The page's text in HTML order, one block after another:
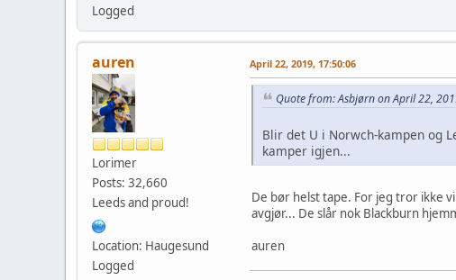
Logged
auren
Lorimer
Posts: 32,660
Leeds and proud!
Location: Haugesund
Logged
April 22, 2019, 17:50:06
Quote from: Asbjørn on April 22,
Blir det U i Norwch-kampen og
kamper igjen...
De bør helst tape. For jeg tror ikke
avgjør... De slår nok Blackburn
auren